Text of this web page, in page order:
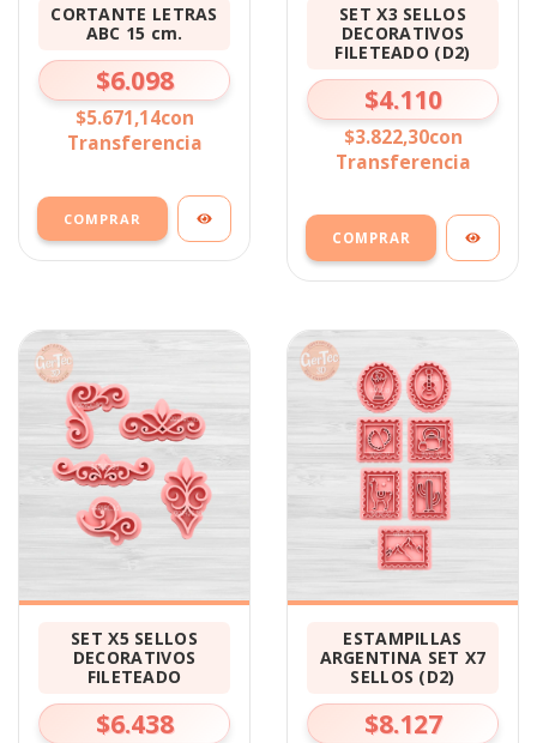
CORTANTE LETRAS
ABC 15 cm.
$6.098
$5.671,14con
Transferencia
COMPRAR
SET X3 SELLOS
DECORATIVOS
FILETEADO (D2)
$4.110
$3.822,30con
Transferencia
SET X5 SELLOS
DECORATIVOS
FILETEADO
$6.438
ESTAMPILLAS
ARGENTINA SET X7
SELLOS (D2)
$8.127